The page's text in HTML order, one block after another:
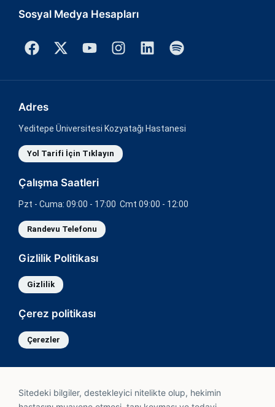
Sosyal Medya Hesapları
Adres
Yeditepe Üniversitesi Kozyatağı Hastanesi
Yol Tarifi İçin Tıklayın
Çalışma Saatleri
Pzt - Cuma: 09:00 - 17:00 Cmt 09:00 - 12:00
Randevu Telefonu
Gizlilik Politikası
Gizlilik
Çerez politikası
Çerezler
Sitedeki bilgiler, destekleyici nitelikte olup, hekimin